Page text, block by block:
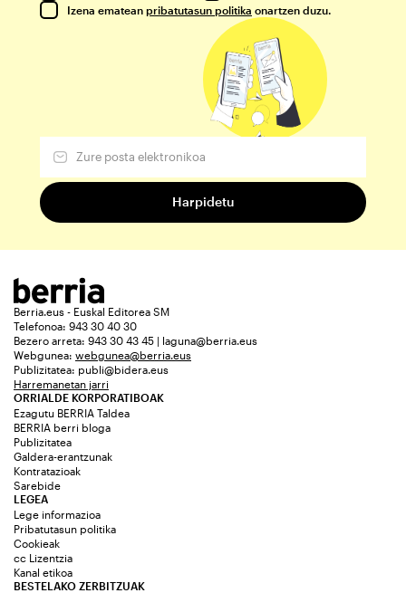
Izena ematean pribatutasun politika onartzen duzu.
Berria.eus - Euskal Editorea SM
Telefonoa: 943 30 40 30
Bezero arreta: 943 30 43 45 | laguna@berria.eus
Webgunea: webgunea@berria.eus
Publizitatea: publi@bidera.eus
Harremanetan jarri
ORRIALDE KORPORATIBOAK
Ezagutu BERRIA Taldea
BERRIA berri bloga
Publizitatea
Galdera-erantzunak
Kontratazioak
Sarebide
LEGEA
Lege informazioa
Pribatutasun politika
Cookieak
cc Lizentzia
Kanal etikoa
BESTELAKO ZERBITZUAK